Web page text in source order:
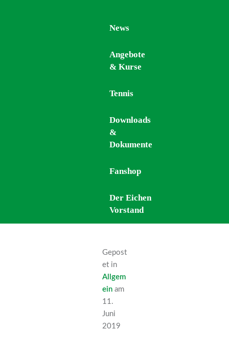
News
Angebote
& Kurse
Tennis
Downloads
&
Dokumente
Fanshop
Der Eichen
Vorstand
News
Angebote
& Kurse
Tennis
Downloads
&
Dokumente
Fanshop
Der Eichen
Vorstand
Gepost
et in
Allgem
ein am
11.
Juni
2019